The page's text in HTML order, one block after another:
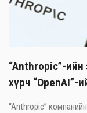
“Anthropic”-ийн
хүрч “OpenAI”-
“Anthropic”